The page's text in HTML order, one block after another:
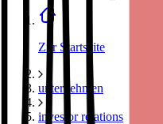
Zur Startseite
unternehmen
investor relations